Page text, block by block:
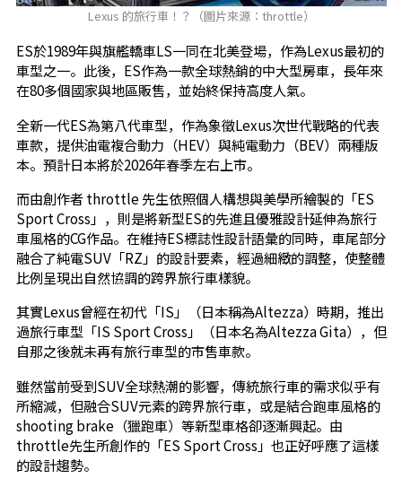
Lexus 的旅行車！？（圖片來源：throttle）
ES於1989年與旗艦轎車LS一同在北美登場，作為Lexus最初的
車型之一。此後，ES作為一款全球熱銷的中大型房車，長年來
在80多個國家與地區販售，並始終保持高度人氣。
全新一代ES為第八代車型，作為象徵Lexus次世代戰略的代表
車款，提供油電複合動力（HEV）與純電動力（BEV）兩種版
本。預計日本將於2026年春季左右上市。
而由創作者 throttle 先生依照個人構想與美學所繪製的「ES
Sport Cross」，則是將新型ES的先進且優雅設計延伸為旅行
車風格的CG作品。在維持ES標誌性設計語彙的同時，車尾部分
融合了純電SUV「RZ」的設計要素，經過細緻的調整，使整體
比例呈現出自然協調的跨界旅行車樣貌。
其實Lexus曾經在初代「IS」（日本稱為Altezza）時期，推出
過旅行車型「IS Sport Cross」（日本名為Altezza Gita），但
自那之後就未再有旅行車型的市售車款。
雖然當前受到SUV全球熱潮的影響，傳統旅行車的需求似乎有
所縮減，但融合SUV元素的跨界旅行車，或是結合跑車風格的
shooting brake（獵跑車）等新型車格卻逐漸興起。由
throttle先生所創作的「ES Sport Cross」也正好呼應了這樣
的設計趨勢。